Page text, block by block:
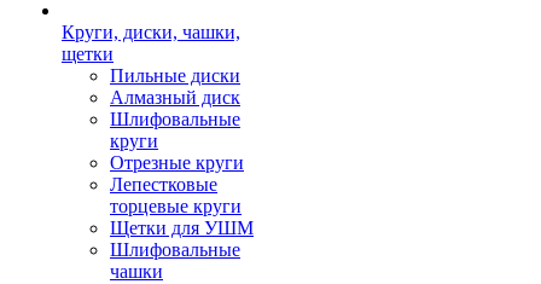
Круги, диски, чашки,
щетки
Пильные диски
Алмазный диск
Шлифовальные
круги
Отрезные круги
Лепестковые
торцевые круги
Щетки для УШМ
Шлифовальные
чашки